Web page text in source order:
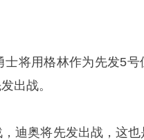
将用格林作为先发5
出战。
迪奥将先发出战，这